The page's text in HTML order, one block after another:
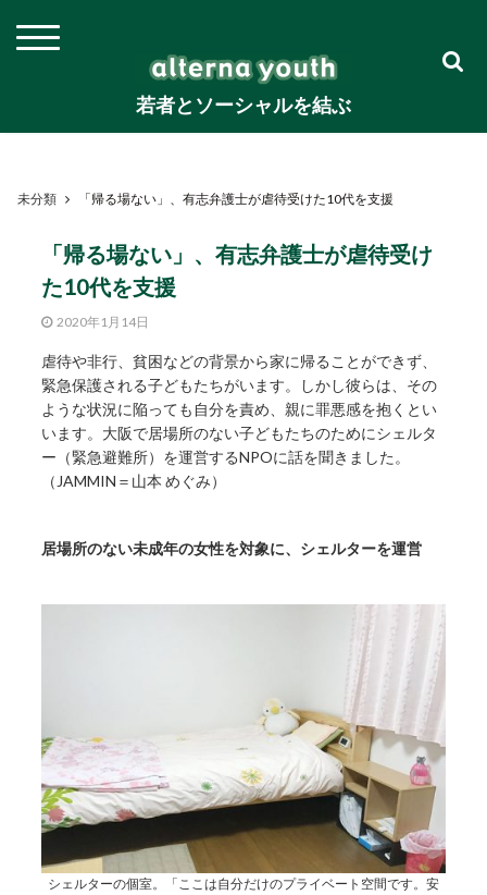
若者とソーシャルを結ぶ
未分類 「帰る場ない」、有志弁護士が虐待受けた10代を支援
「帰る場ない」、有志弁護士が虐待受け
た10代を支援
2020年1月14日
虐待や非行、貧困などの背景から家に帰ることができず、
緊急保護される子どもたちがいます。しかし彼らは、その
ような状況に陥っても自分を責め、親に罪悪感を抱くとい
います。大阪で居場所のない子どもたちのためにシェルタ
ー（緊急避難所）を運営するNPOに話を聞きました。
（JAMMIN＝山本 めぐみ）
居場所のない未成年の女性を対象に、シェルターを運営
シェルターの個室。「ここは自分だけのプライベート空間です。安